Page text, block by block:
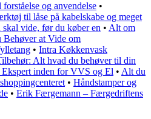
og anvendelse •
til låse på kabelskabe og meget
skal vide, før du køber en • Alt om
at Vide om
• Intra Køkkenvask
Alt hvad du behøver til din
inden for VVS og El • Alt du
• Håndstamper og
• Erik Færgemann – Færgedriftens